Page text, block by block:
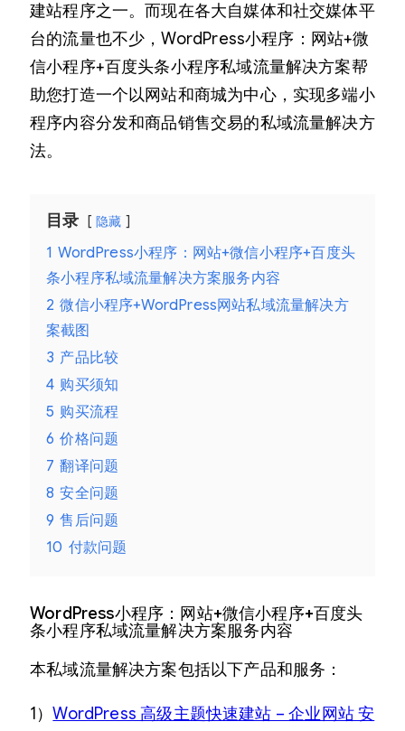
建站程序之一。而现在各大自媒体和社交媒体平
台的流量也不少，WordPress小程序：网站+微
信小程序+百度头条小程序私域流量解决方案帮
助您打造一个以网站和商城为中心，实现多端小
程序内容分发和商品销售交易的私域流量解决方
法。
目录 隐藏
1 WordPress小程序：网站+微信小程序+百度头
条小程序私域流量解决方案服务内容
2 微信小程序+WordPress网站私域流量解决方
案截图
3 产品比较
4 购买须知
5 购买流程
6 价格问题
7 翻译问题
8 安全问题
9 售后问题
10 付款问题
WordPress小程序：网站+微信小程序+百度头
条小程序私域流量解决方案服务内容
本私域流量解决方案包括以下产品和服务：
1）WordPress 高级主题快速建站 – 企业网站 安